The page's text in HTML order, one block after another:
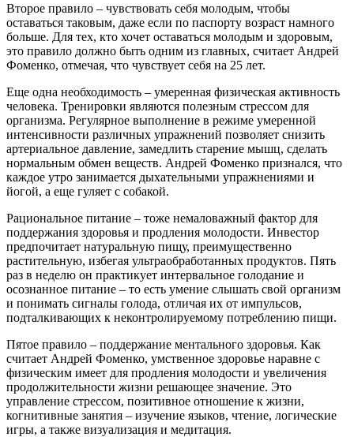
Второе правило – чувствовать себя молодым, чтобы
оставаться таковым, даже если по паспорту возраст намного
больше. Для тех, кто хочет оставаться молодым и здоровым,
это правило должно быть одним из главных, считает Андрей
Фоменко, отмечая, что чувствует себя на 25 лет.
Еще одна необходимость – умеренная физическая активность
человека. Тренировки являются полезным стрессом для
организма. Регулярное выполнение в режиме умеренной
интенсивности различных упражнений позволяет снизить
артериальное давление, замедлить старение мышц, сделать
нормальным обмен веществ. Андрей Фоменко признался, что
каждое утро занимается дыхательными упражнениями и
йогой, а еще гуляет с собакой.
Рациональное питание – тоже немаловажный фактор для
поддержания здоровья и продления молодости. Инвестор
предпочитает натуральную пищу, преимущественно
растительную, избегая ультраобработанных продуктов. Пять
раз в неделю он практикует интервальное голодание и
осознанное питание – то есть умение слышать свой организм
и понимать сигналы голода, отличая их от импульсов,
подталкивающих к неконтролируемому потреблению пищи.
Пятое правило – поддержание ментального здоровья. Как
считает Андрей Фоменко, умственное здоровье наравне с
физическим имеет для продления молодости и увеличения
продолжительности жизни решающее значение. Это
управление стрессом, позитивное отношение к жизни,
когнитивные занятия – изучение языков, чтение, логические
игры, а также визуализация и медитация.